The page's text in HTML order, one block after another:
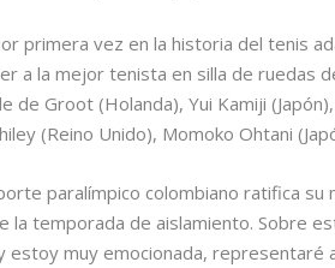
primera vez en la historia del tenis
a la mejor tenista en silla de ruedas
de Groot (Holanda), Yui Kamiji
(Reino Unido), Momoko Ohtani
paralímpico colombiano ratifica
la temporada de aislamiento. Sobre
estoy muy emocionada,